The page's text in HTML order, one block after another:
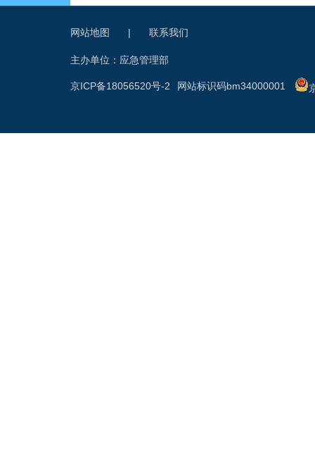
网站地图 | 联系我们
主办单位：应急管理部
网站标识码bm34000001
京ICP备18056520号-2